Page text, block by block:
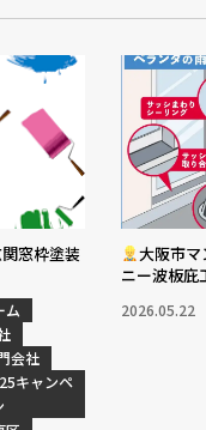
窓枠塗装
ム
会社
キャンペ
大阪市マ
ニー波板庇
2026.05.22